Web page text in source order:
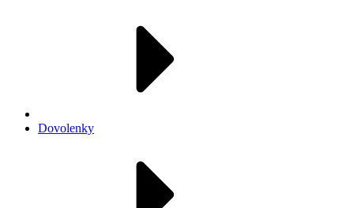
Dovolenky